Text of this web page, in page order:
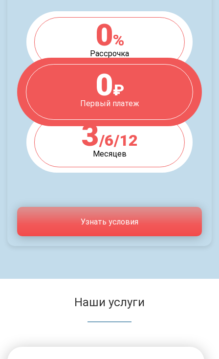
0%
Рассрочка
0₽
Первый платеж
3/6/12
Месяцев
Узнать условия
Наши услуги